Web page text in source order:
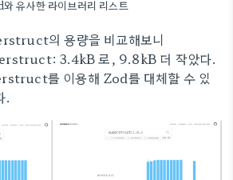
유사한 라이브러리 리스트
의 용량을 비교해보니
3.4kB 로, 9.8kB 더 작았다.
를 이용해 Zod를 대체할 수 있
.